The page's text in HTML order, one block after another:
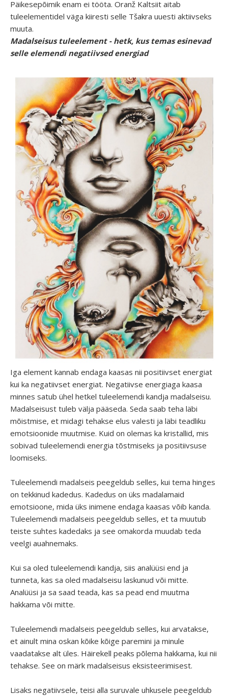
Päikesepõimik enam ei tööta. Oranž Kaltsiit aitab
tuleelementidel väga kiiresti selle Tšakra uuesti aktiivseks
muuta.
Madalseisus tuleelement - hetk, kus temas esinevad
selle elemendi negatiivsed energiad
Iga element kannab endaga kaasas nii positiivset energiat
kui ka negatiivset energiat. Negatiivse energiaga kaasa
minnes satub ühel hetkel tuleelemendi kandja madalseisu.
Madalseisust tuleb välja pääseda. Seda saab teha läbi
mõistmise, et midagi tehakse elus valesti ja läbi teadliku
emotsioonide muutmise. Kuid on olemas ka kristallid, mis
sobivad tuleelemendi energia tõstmiseks ja positiivsuse
loomiseks.
Tuleelemendi madalseis peegeldub selles, kui tema hinges
on tekkinud kadedus. Kadedus on üks madalamaid
emotsioone, mida üks inimene endaga kaasas võib kanda.
Tuleelemendi madalseis peegeldub selles, et ta muutub
teiste suhtes kadedaks ja see omakorda muudab teda
veelgi auahnemaks.
Kui sa oled tuleelemendi kandja, siis analüüsi end ja
tunneta, kas sa oled madalseisu laskunud või mitte.
Analüüsi ja sa saad teada, kas sa pead end muutma
hakkama või mitte.
Tuleelemendi madalseis peegeldub selles, kui arvatakse,
et ainult mina oskan kõike kõige paremini ja minule
vaadatakse alt üles. Häirekell peaks põlema hakkama, kui nii
tehakse. See on märk madalseisus eksisteerimisest.
Lisaks negatiivsele, teisi alla suruvale uhkusele peegeldub